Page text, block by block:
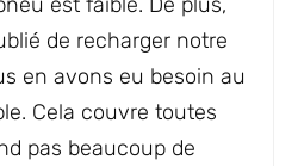
de recharger notre
en avons eu besoin au
Cela couvre toutes
pas beaucoup de